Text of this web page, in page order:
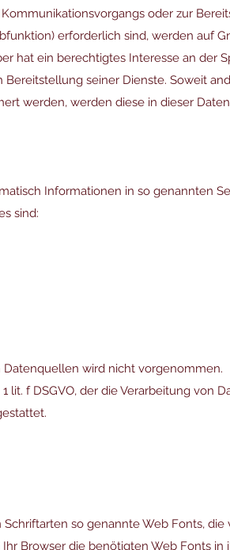
oder zur
erforderlich sind, werden auf
hat ein berechtigtes Interesse an der
seiner Dienste. Soweit
werden, werden diese in dieser
Informationen in so genannten
sind:
wird nicht vorgenommen.
lit. f DSGVO, der die Verarbeitung von
so genannte Web Fonts, die
Browser die benötigten Web Fonts in